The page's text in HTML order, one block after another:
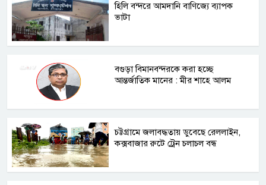
হিলি বন্দরে আমদানি বাণিজ্যে ব্যাপক
ভাটা
বগুড়া বিমানবন্দরকে করা হচ্ছে
আন্তর্জাতিক মানের : মীর শাহে আলম
চট্টগ্রামে জলাবদ্ধতায় ডুবেছে রেললাইন,
কক্সবাজার রুটে ট্রেন চলাচল বন্ধ